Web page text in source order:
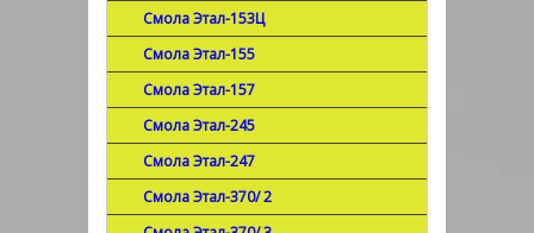
Смола Этал-153Ц
Смола Этал-155
Смола Этал-157
Смола Этал-245
Смола Этал-247
Смола Этал-370/ 2